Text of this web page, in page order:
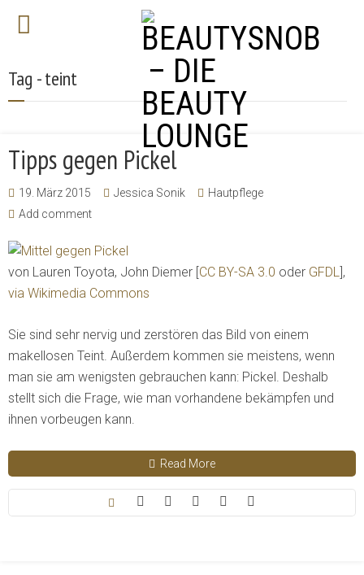
Tag - teint
Tipps gegen Pickel
19. März 2015 Jessica Sonik
Hautpflege
Add comment
von Lauren Toyota, John Diemer [CC BY-SA 3.0 oder GFDL],
via Wikimedia Commons
Sie sind sehr nervig und zerstören das Bild von einem
makellosen Teint. Außerdem kommen sie meistens, wenn
man sie am wenigsten gebrauchen kann: Pickel. Deshalb
stellt sich die Frage, wie man vorhandene bekämpfen und
ihnen vorbeugen kann.
Read More